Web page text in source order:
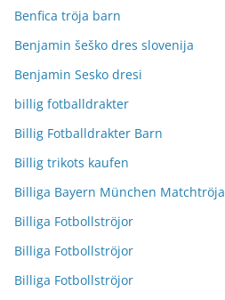
Benfica tröja barn
Benjamin šeško dres slovenija
Benjamin Sesko dresi
billig fotballdrakter
Billig Fotballdrakter Barn
Billig trikots kaufen
Billiga Bayern München Matchtröja
Billiga Fotbollströjor
Billiga Fotbollströjor
Billiga Fotbollströjor